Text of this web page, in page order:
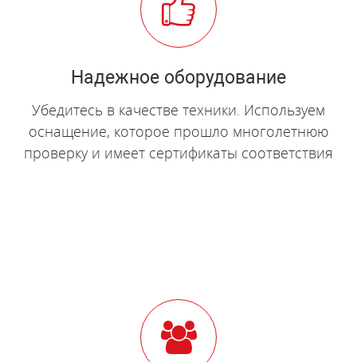
Надежное оборудование
Убедитесь в качестве техники. Используем
оснащение, которое прошло многолетнюю
проверку и имеет сертификаты соответствия